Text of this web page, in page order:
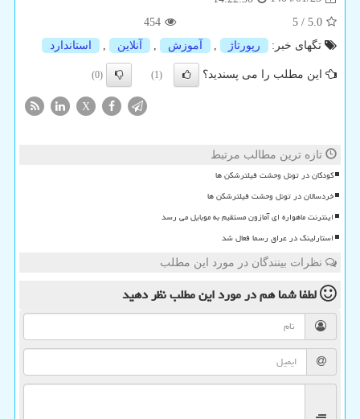
5.0
/
5
454
تگهای خبر:
رپورتاژ آموزش آنلاین استاندارد
این مطلب را می پسندید؟ (1)
(0)
X
تازه ترین مطالب مرتبط
کودکان در تونل وحشت فیلترشکن ها
خردسالان در تونل وحشت فیلترشکن ها
اینترنت ماهواره ای آمازون مستقیم به موبایل می رسد
استارلینک در عراق رسما فعال شد
نظرات بینندگان در مورد این مطلب
لطفا شما همدر مورد این مطلبنظر دهید